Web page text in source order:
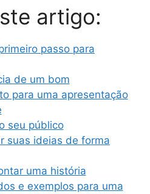
artigo:
passo para
de um bom
para uma apresentação
seu público
suas ideias de forma
uma história
e exemplos para uma